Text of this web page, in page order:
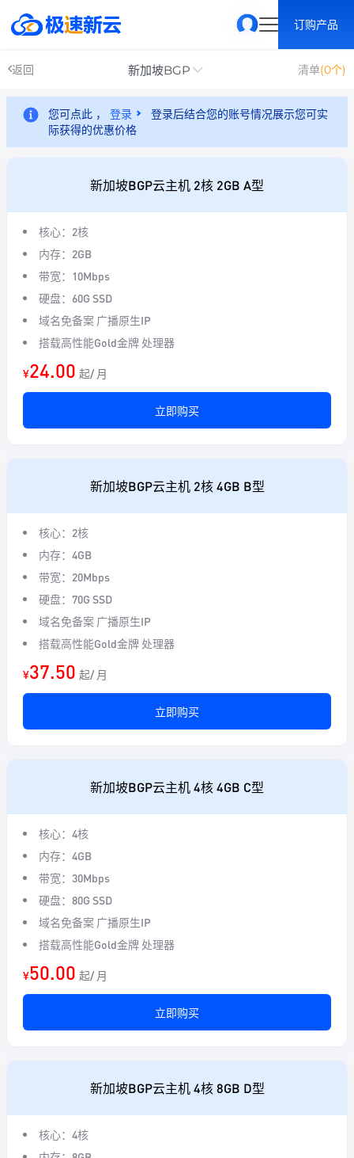
订购产品
返回 新加坡BGP 清单(0个)
您可点此 ， 登录
登录后结合您的账号情况展示您可实
际获得的优惠价格
新加坡BGP云主机 2核 2GB A型
核心：2核
内存：2GB
带宽：10Mbps
硬盘：60G SSD
域名免备案 广播原生IP
搭载高性能Gold金牌 处理器
¥24.00 起/ 月
立即购买
新加坡BGP云主机 2核 4GB B型
核心：2核
内存：4GB
带宽：20Mbps
硬盘：70G SSD
域名免备案 广播原生IP
搭载高性能Gold金牌 处理器
¥37.50 起/ 月
立即购买
新加坡BGP云主机 4核 4GB C型
核心：4核
内存：4GB
带宽：30Mbps
硬盘：80G SSD
域名免备案 广播原生IP
搭载高性能Gold金牌 处理器
¥50.00 起/ 月
立即购买
新加坡BGP云主机 4核 8GB D型
核心：4核